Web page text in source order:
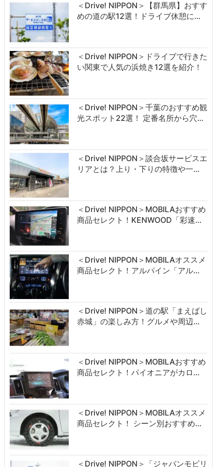
＜Drive! NIPPON＞【群馬県】おすす
めの道の駅12選！ドライブ休憩に…
＜Drive! NIPPON＞ドライブで行きた
い関東で人気の浜焼き12選を紹介！
＜Drive! NIPPON＞千葉のおすすめ観
光スポット22選！ 定番名所から穴…
＜Drive! NIPPON＞談合坂サービスエ
リアとは？上り・下りの特徴や一…
＜Drive! NIPPON＞MOBILAおすすめ
商品セレクト！KENWOOD「彩速…
＜Drive! NIPPON＞MOBILAオススメ
商品セレクト！アルパイン「アル…
＜Drive! NIPPON＞道の駅「まえばし
赤城」の楽しみ方！グルメや周辺…
＜Drive! NIPPON＞MOBILAおすすめ
商品セレクト！パイオニアがカロ…
＜Drive! NIPPON＞MOBILAオススメ
商品セレクト！ シーン別おすすめ…
＜Drive! NIPPON＞「ジャパンモビリ